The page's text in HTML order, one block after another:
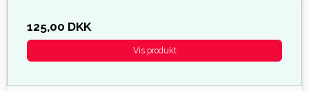
125,00 DKK
Vis produkt